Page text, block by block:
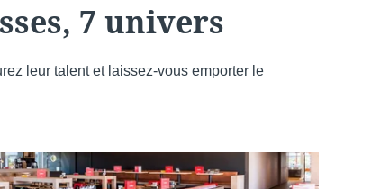
7 univers
leur talent et laissez-vous emporter le
Tubize, 4*